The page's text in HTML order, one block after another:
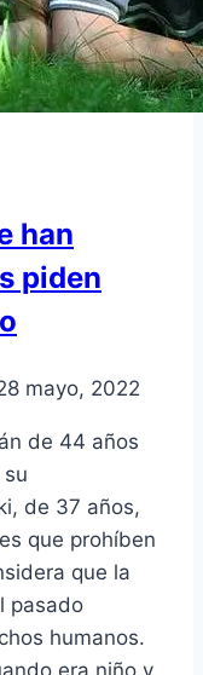
han
piden
8 mayo, 2022
de 44 años
de 37 años,
que prohíben
que la
pasado
humanos.